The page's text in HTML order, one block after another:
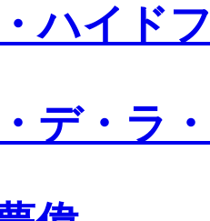
ハイド
デ・ラ